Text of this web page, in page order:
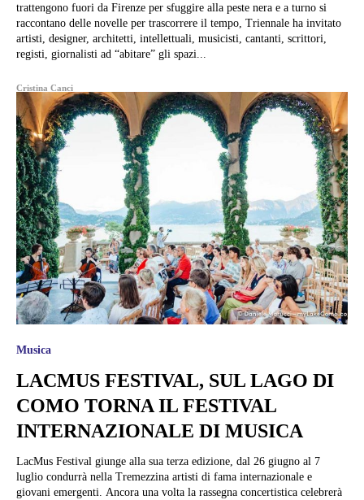
trattengono fuori da Firenze per sfuggire alla peste nera e a turno si
raccontano delle novelle per trascorrere il tempo, Triennale ha invitato
artisti, designer, architetti, intellettuali, musicisti, cantanti, scrittori,
registi, giornalisti ad “abitare” gli spazi...
Cristina Canci
Musica
LACMUS FESTIVAL, SUL LAGO DI
COMO TORNA IL FESTIVAL
INTERNAZIONALE DI MUSICA
LacMus Festival giunge alla sua terza edizione, dal 26 giugno al 7
luglio condurrà nella Tremezzina artisti di fama internazionale e
giovani emergenti. Ancora una volta la rassegna concertistica celebrerà